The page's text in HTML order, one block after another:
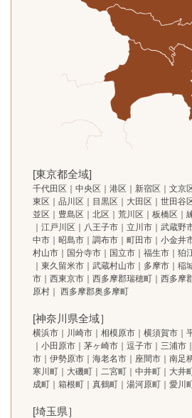
[東京都全域]
千代田区｜中央区｜港区｜新宿区｜文京
東区｜品川区｜目黒区｜大田区｜世田谷
並区｜豊島区｜北区｜荒川区｜板橋区｜
｜江戸川区｜八王子市｜立川市｜武蔵野
中市｜昭島市｜調布市｜町田市｜小金井
村山市｜国分寺市｜国立市｜福生市｜狛
｜東久留米市｜武蔵村山市｜多摩市｜稲
市｜西東京市｜西多摩郡瑞穂町｜西多摩
原村｜ 西多摩郡奥多摩町
[神奈川県全域］
横浜市｜川崎市｜相模原市｜横須賀市｜
｜小田原市｜茅ヶ崎市｜逗子市｜三浦市
市｜伊勢原市｜海老名市｜座間市｜南足
寒川町｜大磯町｜二宮町｜中井町｜大井
成町｜箱根町｜真鶴町｜湯河原町｜愛川
[埼玉県］